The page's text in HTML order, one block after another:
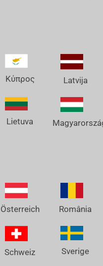
Κύπρος Latvija
Lietuva
Österreich România
Schweiz Sverige